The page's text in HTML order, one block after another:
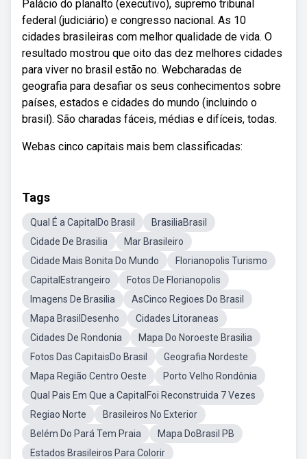
Palácio do planalto (executivo), supremo tribunal
federal (judiciário) e congresso nacional. As 10
cidades brasileiras com melhor qualidade de vida. O
resultado mostrou que oito das dez melhores cidades
para viver no brasil estão no. Webcharadas de
geografia para desafiar os seus conhecimentos sobre
países, estados e cidades do mundo (incluindo o
brasil). São charadas fáceis, médias e difíceis, todas.
Webas cinco capitais mais bem classificadas:
Tags
Qual É a CapitalDo Brasil
BrasiliaBrasil
Cidade De Brasilia
Mar Brasileiro
Cidade Mais Bonita Do Mundo
Florianopolis Turismo
CapitalEstrangeiro
Fotos De Florianopolis
Imagens De Brasilia
AsCinco Regioes Do Brasil
Mapa BrasilDesenho
Cidades Litoraneas
Cidades De Rondonia
Mapa Do Noroeste Brasilia
Fotos Das CapitaisDo Brasil
Geografia Nordeste
Mapa Região Centro Oeste
Porto Velho Rondônia
Qual Pais Em Que a CapitalFoi Reconstruida 7 Vezes
Regiao Norte
Brasileiros No Exterior
Belém Do Pará Tem Praia
Mapa DoBrasil PB
Estados Brasileiros Para Colorir